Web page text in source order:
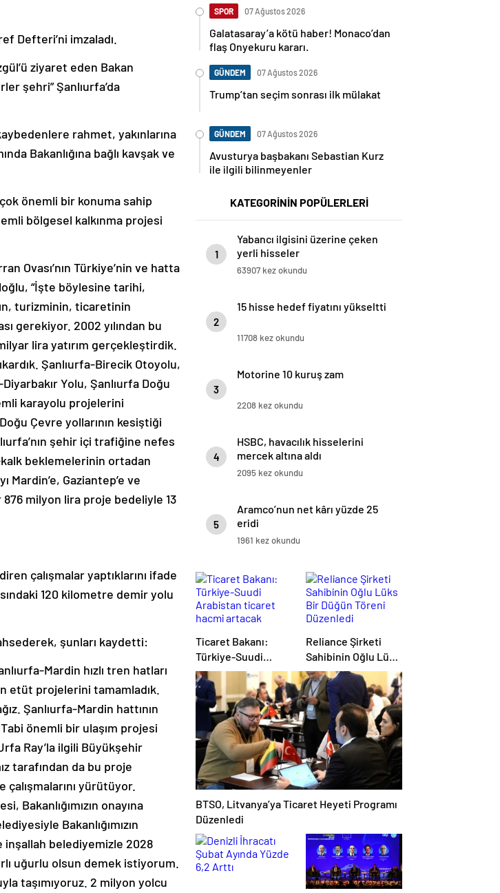
Defteri’ni imzaladı.
ziyaret eden Bakan
şehri” Şanlıurfa’da
rahmet, yakınlarına
Bakanlığına bağlı kavşak ve
önemli bir konuma sahip
bölgesel kalkınma projesi
Ovası’nın Türkiye’nin ve hatta
“İşte böylesine tarihi,
turizminin, ticaretinin
gerekiyor. 2002 yılından bu
lira yatırım gerçekleştirdik.
Şanlıurfa-Birecik Otoyolu,
Yolu, Şanlıurfa Doğu
karayolu projelerini
Çevre yollarının kesiştiği
şehir içi trafiğine nefes
kalk beklemelerinin ortadan
Mardin’e, Gaziantep’e ve
876 milyon lira proje bedeliyle 13
çalışmalar yaptıklarını ifade
120 kilometre demir yolu
şunları kaydetti:
Mardin hızlı tren hatları
etüt projelerini tamamladık.
Şanlıurfa-Mardin hattının
önemli bir ulaşım projesi
Ray’la ilgili Büyükşehir
tarafından da bu proje
yürütüyor.
Bakanlığımızın onayına
Bakanlığımızın
inşallah belediyemizle 2028
uğurlu olsun demek istiyorum.
taşımıyoruz. 2 milyon yolcu
SPOR 07 Ağustos 2026
Galatasaray’a kötü haber! Monaco’dan
flaş Onyekuru kararı.
GÜNDEM 07 Ağustos 2026
Trump’tan seçim sonrası ilk mülakat
GÜNDEM 07 Ağustos 2026
Avusturya başbakanı Sebastian Kurz
ile ilgili bilinmeyenler
KATEGORİNİN POPÜLERLERİ
1
Yabancı ilgisini üzerine çeken
yerli hisseler
63907 kez okundu
2
15 hisse hedef fiyatını yükseltti
11708 kez okundu
3
Motorine 10 kuruş zam
2208 kez okundu
4
HSBC, havacılık hisselerini
mercek altına aldı
2095 kez okundu
5
Aramco’nun net kârı yüzde 25
eridi
1961 kez okundu
Ticaret Bakanı:
Türkiye-Suudi
Arabistan ticaret
hacmi artacak
Reliance Şirketi
Sahibinin Oğlu Lüks
Bir Düğün Töreni
Düzenledi
BTSO, Litvanya’ya Ticaret Heyeti Programı
Düzenledi